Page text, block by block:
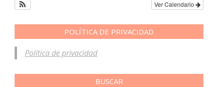
Ver Calendario
POLÍTICA DE PRIVACIDAD
Política de privacidad
BUSCAR